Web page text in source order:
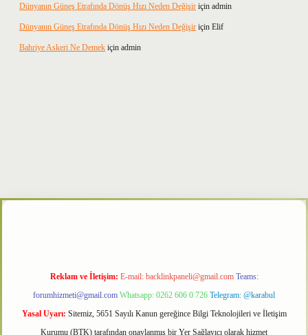
Dünyanın Güneş Etrafında Dönüş Hızı Neden Değişir için admin
Dünyanın Güneş Etrafında Dönüş Hızı Neden Değişir için Elif
Bahriye Askeri Ne Demek için admin
Reklam ve İletişim: E-mail: backlinkpaneli@gmail.com Teams:
forumhizmeti@gmail.com Whatsapp: 0262 606 0 726 Telegram: @karabul
Yasal Uyarı: Sitemiz, 5651 Sayılı Kanun gereğince Bilgi Teknolojileri ve İletişim
Kurumu (BTK) tarafından onaylanmış bir Yer Sağlayıcı olarak hizmet